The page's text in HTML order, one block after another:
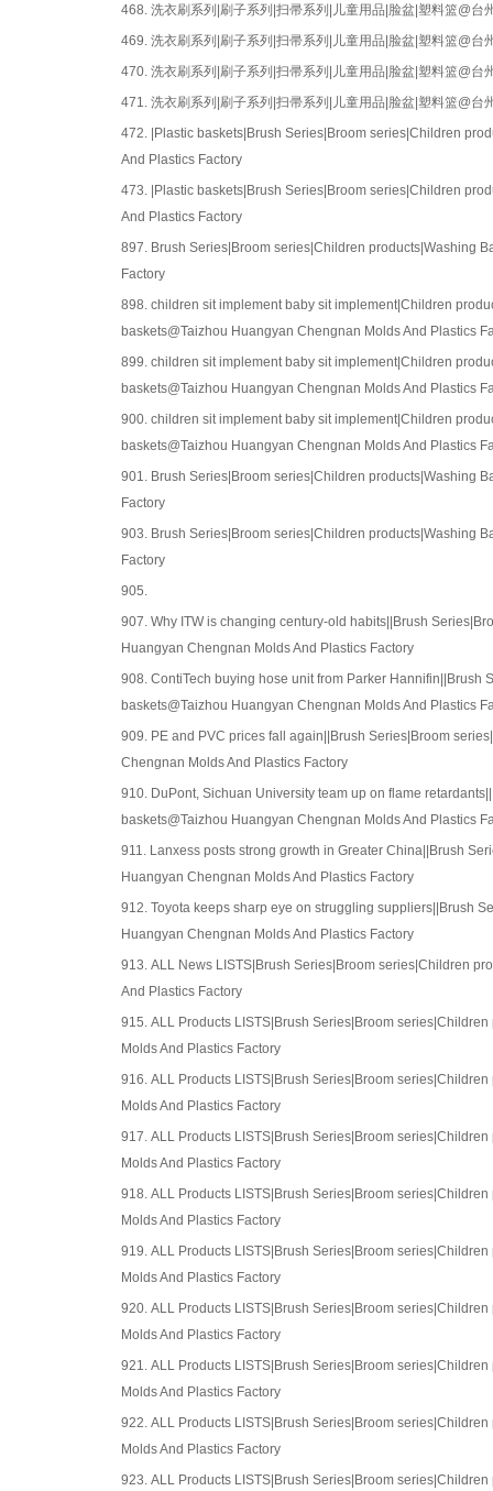
468. 洗衣刷系列|刷子系列|扫帚系列|儿童用品|脸盆|塑料篮@台
469. 洗衣刷系列|刷子系列|扫帚系列|儿童用品|脸盆|塑料篮@台
470. 洗衣刷系列|刷子系列|扫帚系列|儿童用品|脸盆|塑料篮@台
471. 洗衣刷系列|刷子系列|扫帚系列|儿童用品|脸盆|塑料篮@台
472. |Plastic baskets|Brush Series|Broom series|Children
And Plastics Factory
473. |Plastic baskets|Brush Series|Broom series|Children
And Plastics Factory
897. Brush Series|Broom series|Children products|Washing
Factory
898. children sit implement baby sit implement|Children
baskets@Taizhou Huangyan Chengnan Molds And Plastics
899. children sit implement baby sit implement|Children
baskets@Taizhou Huangyan Chengnan Molds And Plastics
900. children sit implement baby sit implement|Children
baskets@Taizhou Huangyan Chengnan Molds And Plastics
901. Brush Series|Broom series|Children products|Washing
Factory
903. Brush Series|Broom series|Children products|Washing
Factory
905.
907. Why ITW is changing century-old habits||Brush
Huangyan Chengnan Molds And Plastics Factory
908. ContiTech buying hose unit from Parker
baskets@Taizhou Huangyan Chengnan Molds And Plastics
909. PE and PVC prices fall again||Brush Series|Broom
Chengnan Molds And Plastics Factory
910. DuPont, Sichuan University team up on flame
baskets@Taizhou Huangyan Chengnan Molds And Plastics
911. Lanxess posts strong growth in Greater China||Brush
Huangyan Chengnan Molds And Plastics Factory
912. Toyota keeps sharp eye on struggling suppliers||Brush
Huangyan Chengnan Molds And Plastics Factory
913. ALL News LISTS|Brush Series|Broom series|Children
And Plastics Factory
915. ALL Products LISTS|Brush Series|Broom
Molds And Plastics Factory
916. ALL Products LISTS|Brush Series|Broom
Molds And Plastics Factory
917. ALL Products LISTS|Brush Series|Broom
Molds And Plastics Factory
918. ALL Products LISTS|Brush Series|Broom
Molds And Plastics Factory
919. ALL Products LISTS|Brush Series|Broom
Molds And Plastics Factory
920. ALL Products LISTS|Brush Series|Broom
Molds And Plastics Factory
921. ALL Products LISTS|Brush Series|Broom
Molds And Plastics Factory
922. ALL Products LISTS|Brush Series|Broom
Molds And Plastics Factory
923. ALL Products LISTS|Brush Series|Broom